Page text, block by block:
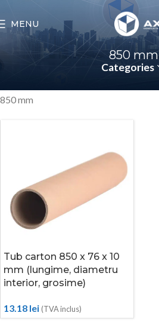
MENU
850 mm
Categories
850 mm
Tub carton 850 x 76 x 10
mm (lungime, diametru
interior, grosime)
13.18 lei (TVA inclus)